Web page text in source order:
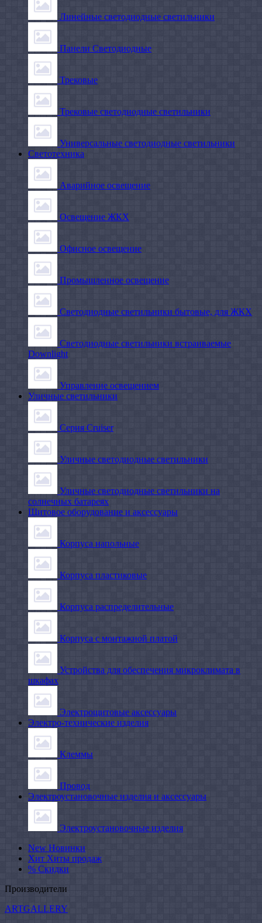
Линейные светодиодные светильники
Панели Светодиодные
Трековые
Трековые светодиодные светильники
Универсальные светодиодные светильники
Светотехника
Аварийное освещение
Освещение ЖКХ
Офисное освещение
Промышленное освещение
Светодиодные светильники бытовые, для ЖКХ
Светодиодные светильники встраиваемые
Downlight
Управление освещением
Уличные светильники
Серия Cruiser
Уличные светодиодные светильники
Уличные светодиодные светильники на
солнечных батареях
Щитовое оборудование и аксессуары
Корпуса напольные
Корпуса пластиковые
Корпуса распределительные
Корпуса с монтажной платой
Устройства для обеспечения микроклимата в
шкафах
Электрощитовые аксессуары
Электро-технические изделия
Клеммы
Провод
Электроустановочные изделия и аксессуары
Электроустановочные изделия
New Новинки
Хит Хиты продаж
% Скидки
Производители
ARTGALLERY